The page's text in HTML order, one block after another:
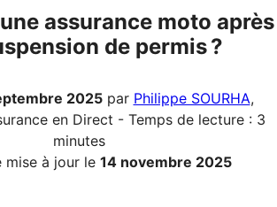
assurance moto après
de permis ?
2025par Philippe SOURHA,
en Direct - Temps de lecture : 3
minutes
mise à jour le 14 novembre 2025